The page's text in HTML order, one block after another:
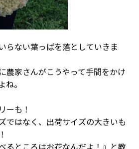
らない葉っぱを落としていきま
農家さんがこうやって手間をかけ
。
ーも！
ではなく、出荷サイズの大きいも
るところはお花なんだよ！』と教